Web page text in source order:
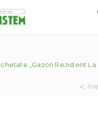
„gazon Rezistent La